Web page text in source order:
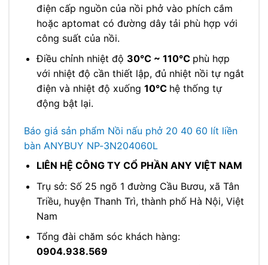
điện cấp nguồn của nồi phở vào phích cắm
hoặc aptomat có đường dây tải phù hợp với
công suất của nồi.
Điều chỉnh nhiệt độ 30℃ ~ 110℃ phù hợp
với nhiệt độ cần thiết lập, đủ nhiệt nồi tự ngắt
điện và nhiệt độ xuống 10℃ hệ thống tự
động bật lại.
Báo giá sản phẩm Nồi nấu phở 20 40 60 lít liền
bàn ANYBUY NP-3N204060L
LIÊN HỆ CÔNG TY CỔ PHẦN ANY VIỆT NAM
Trụ sở: Số 25 ngõ 1 đường Cầu Bươu, xã Tân
Triều, huyện Thanh Trì, thành phố Hà Nội, Việt
Nam
Tổng đài chăm sóc khách hàng:
0904.938.569